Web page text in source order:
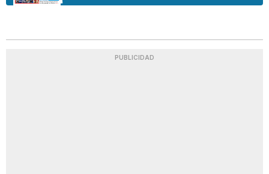
PUBLICIDAD